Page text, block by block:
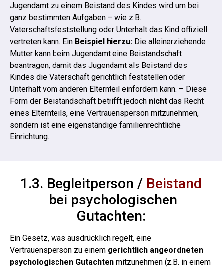
Jugendamt zu einem Beistand des Kindes wird um bei
ganz bestimmten Aufgaben – wie z.B.
Vaterschaftsfeststellung oder Unterhalt das Kind offiziell
vertreten kann. Ein Beispiel hierzu: Die alleinerziehende
Mutter kann beim Jugendamt eine Beistandschaft
beantragen, damit das Jugendamt als Beistand des
Kindes die Vaterschaft gerichtlich feststellen oder
Unterhalt vom anderen Elternteil einfordern kann. – Diese
Form der Beistandschaft betrifft jedoch nicht das Recht
eines Elternteils, eine Vertrauensperson mitzunehmen,
sondern ist eine eigenständige familienrechtliche
Einrichtung.
1.3. Begleitperson / Beistand
bei psychologischen
Gutachten:
Ein Gesetz, was ausdrücklich regelt, eine
Vertrauensperson zu einem gerichtlich angeordneten
psychologischen Gutachten mitzunehmen (z.B. in einem